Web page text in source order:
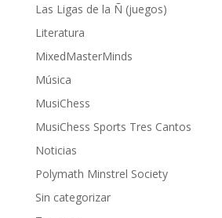
Las Ligas de la Ñ (juegos)
Literatura
MixedMasterMinds
Música
MusiChess
MusiChess Sports Tres Cantos
Noticias
Polymath Minstrel Society
Sin categorizar